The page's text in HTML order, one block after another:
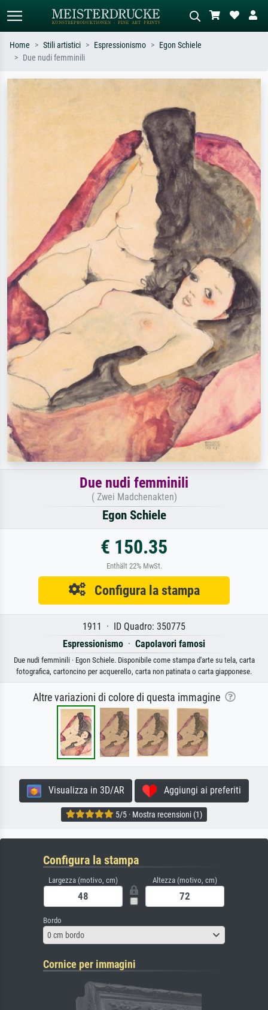
Cerca per artista, titolo o stile – es.
olio scuro, nudo in piedi vicino a un
albero.
Home Stili artistici Espressionismo
Egon Schiele
Due nudi femminili
Due nudi femminili
( Zwei Madchenakten)
Egon Schiele
€ 150.35
Enthält 22% MwSt.
Configura la stampa
1911 · ID Quadro: 350775
Espressionismo · Capolavori famosi
Due nudi femminili · Egon Schiele. Disponibile come stampa d'arte su tela, carta
fotografica, cartoncino per acquerello, carta non patinata o carta giapponese.
Altre variazioni di colore di questa immagine
Visualizza in 3D/AR Aggiungi ai preferiti
5/5 · Mostra recensioni (1)
Configura la stampa
Largezza (motivo, cm) Altezza (motivo, cm)
Bordo
0 cm bordo
Cornice per immagini